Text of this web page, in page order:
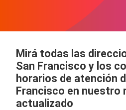
Mirá todas las
San Francisco y los
horarios de atención
Francisco en nuestro
actualizado